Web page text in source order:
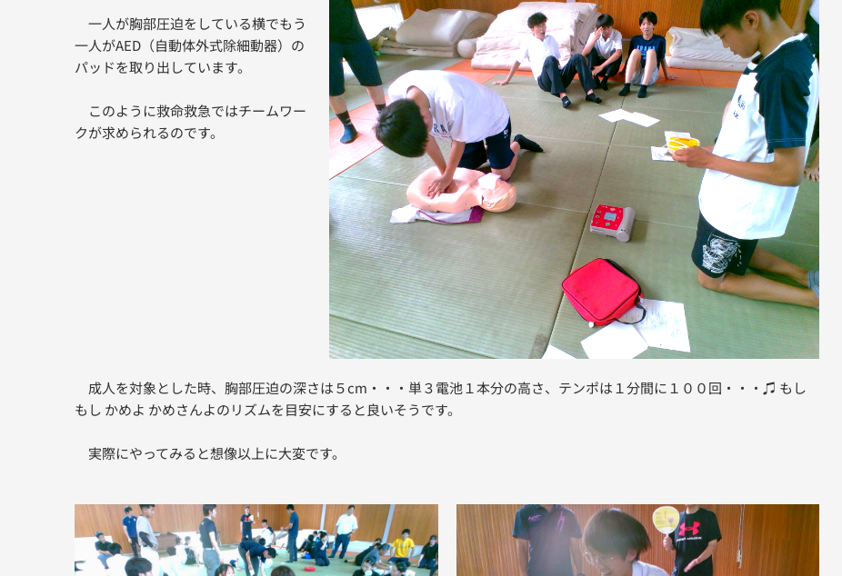
一人が胸部圧迫をしている横でもう
一人がAED（自動体外式除細動器）の
パッドを取り出しています。
このように救命救急ではチームワー
クが求められるのです。
成人を対象とした時、胸部圧迫の深さは５cm・・・単３電池１本分の高さ、テンポは１分間に１００回・・・♫ もし
もし かめよ かめさんよのリズムを目安にすると良いそうです。
実際にやってみると想像以上に大変です。